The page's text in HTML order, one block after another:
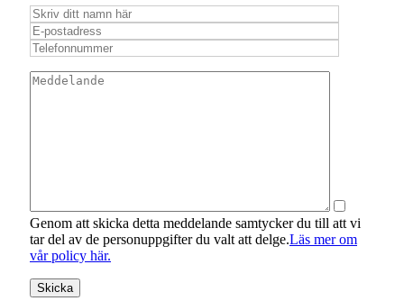
Genom att skicka detta meddelande samtycker du till att vi
tar del av de personuppgifter du valt att delge.Läs mer om
vår policy här.
Skicka